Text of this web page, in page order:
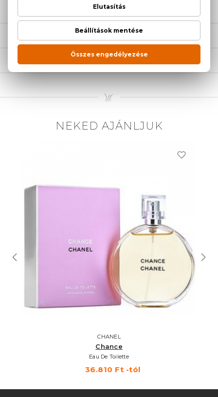
NEKED AJÁNLJUK
CHANEL
Chance
Eau De Toilette
36.810 Ft -tól